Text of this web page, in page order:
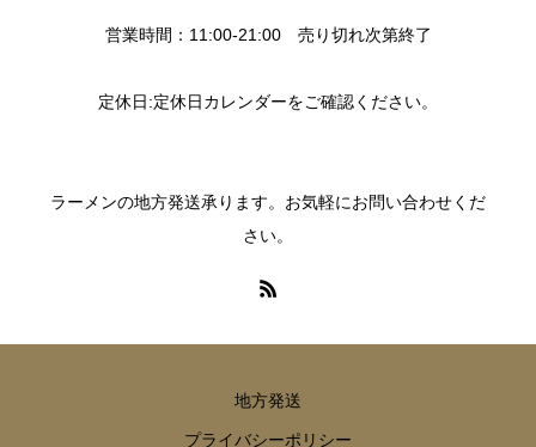
営業時間：11:00-21:00 売り切れ次第終了
定休日:定休日カレンダーをご確認ください。
ラーメンの地方発送承ります。お気軽にお問い合わせくだ
さい。
地方発送
プライバシーポリシー